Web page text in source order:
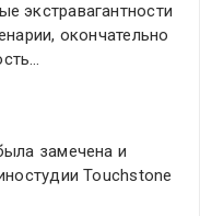
экстравагантности
окончательно
замечена и
Touchstone